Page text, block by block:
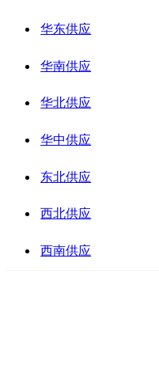
华东供应
华南供应
华北供应
华中供应
东北供应
西北供应
西南供应